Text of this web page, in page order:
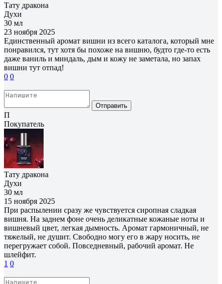
Тату дракона
Духи
30 мл
23 ноября 2025
Единственный аромат вишни из всего каталога, который мне
понравился, тут хотя бы похоже на вишню, будто где-то есть
даже ваниль и миндаль, дым и кожу не заметала, но запах
вишни тут отпад!
0 0
Отправить
П
Покупатель
Тату дракона
Духи
30 мл
15 ноября 2025
При распылении сразу же чувствуется сиропная сладкая
вишня. На заднем фоне очень деликатные кожаные ноты и
вишневый цвет, легкая дымность. Аромат гармоничный, не
тяжелый, не душит. Свободно могу его в жару носить, не
перегружает собой. Повседневный, рабочий аромат. Не
шлейфит.
1 0